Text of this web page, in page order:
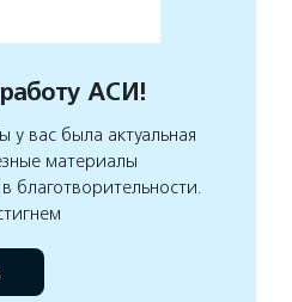
АСИ!
вас была актуальная
материалы
благотворительности.